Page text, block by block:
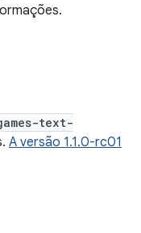
text-
A versão 1.1.0-rc01